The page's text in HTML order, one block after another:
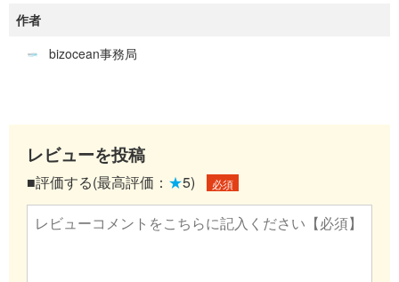
作者
bizocean事務局
レビューを投稿
■評価する(最高評価： ★5) 必須